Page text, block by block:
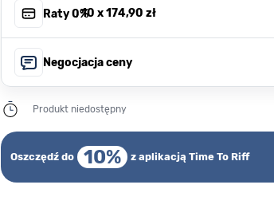
Raty 0%, 10 x174,90 zł
Negocjacja ceny
Produkt niedostępny
Oszczędź do 10% z aplikacją Time To Riff